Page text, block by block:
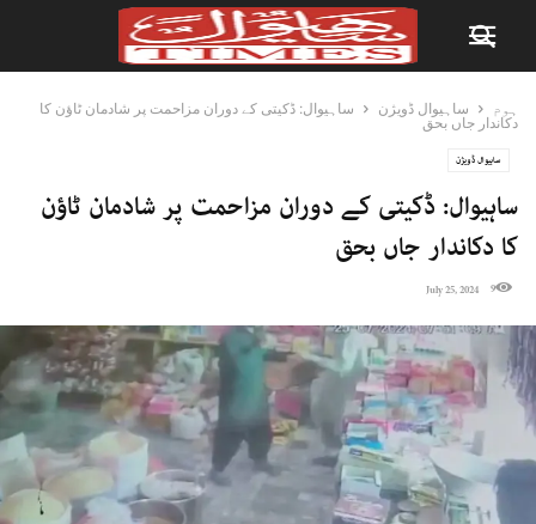
ہوم ساہیوال ڈویژن
ساہیوال: ڈکیتی کے دوران مزاحمت پر شادمان ٹاؤن کا
دکاندار جاں بحق
ساہیوال ڈویژن
ساہیوال: ڈکیتی کے دوران مزاحمت پر شادمان ٹاؤن
کا دکاندار جاں بحق
July 25, 2024 9